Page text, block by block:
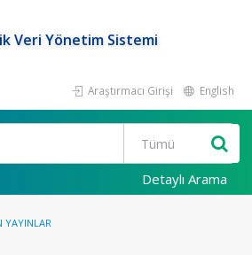
Veri Yönetim Sistemi
Araştırmacı Girişi English
Detaylı Arama
YAYINLAR